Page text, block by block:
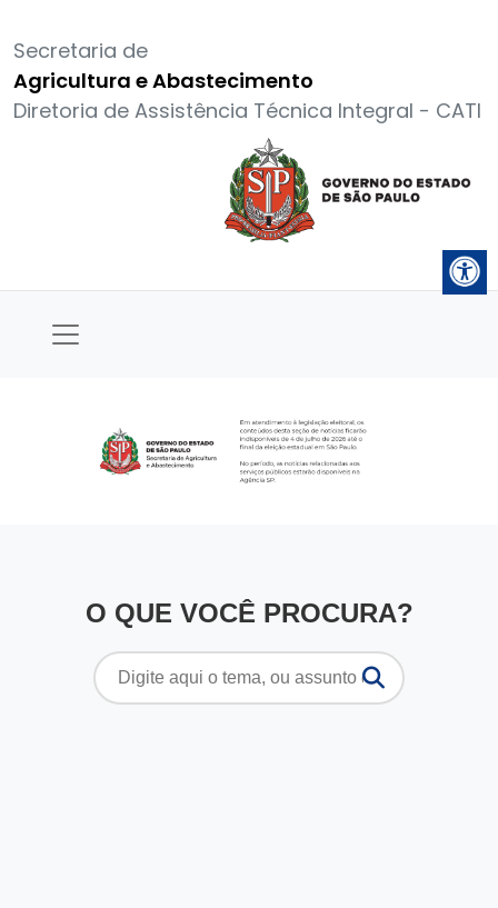
Secretaria de
Agricultura e Abastecimento
Diretoria de Assistência Técnica Integral - CATI
O QUE VOCÊ PROCURA?
Pesquisar
por: